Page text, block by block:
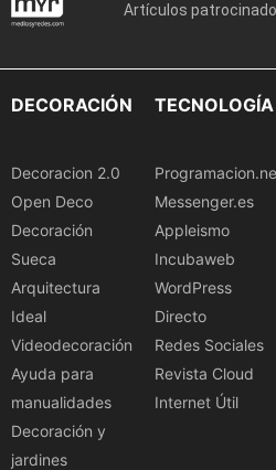
Artículos
DECORACIÓN
Decoracion 2.0
Open Deco
Decoración
Sueca
Arquitectura
Ideal
Videodecoración
Ayuda para
manualidades
Decoración y
jardines
TECNOLOGÍA
Messenger.es
Appleismo
Incubaweb
WordPress
Directo
Redes Sociales
Revista Cloud
Internet Útil